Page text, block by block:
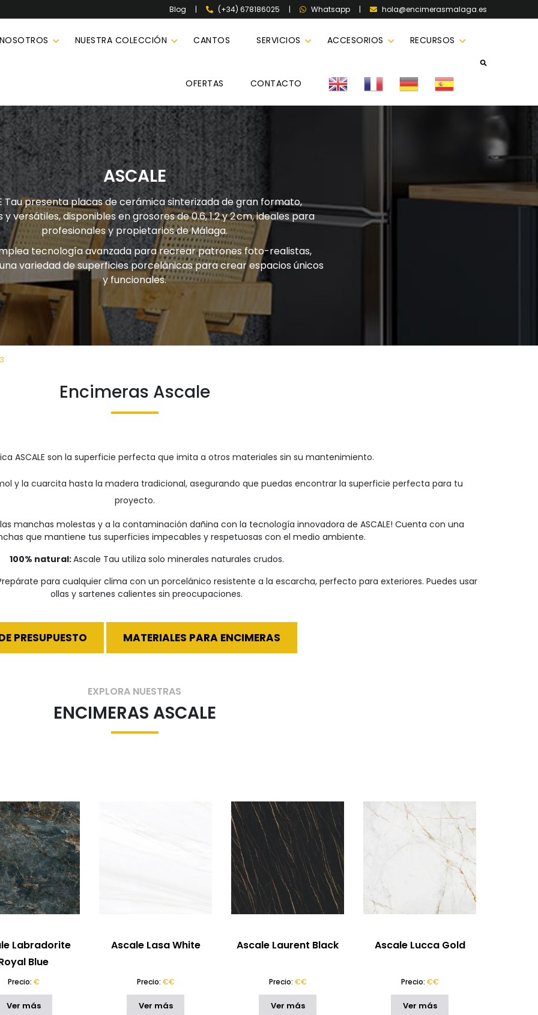
Blog | (+34) 678186025 | Whatsapp | hola@encimerasmalaga.es
NUESTRA COLECCIÓN CANTOS SERVICIOS ACCESORIOS RECURSOS
OFERTAS CONTACTO
ASCALE
Tau presenta placas de cerámica sinterizada de gran formato,
y versátiles, disponibles en grosores de 0.6, 1.2 y 2 cm, ideales para
profesionales y propietarios de Málaga.
tecnología avanzada para recrear patrones foto-realistas,
variedad de superficies porcelánicas para crear espacios únicos
y funcionales.
Encimeras Ascale
ASCALE son la superficie perfecta que imita a otros materiales sin su mantenimiento.
y la cuarcita hasta la madera tradicional, asegurando que puedas encontrar la superficie perfecta para tu
proyecto.
manchas molestas y a la contaminación dañina con la tecnología innovadora de ASCALE! Cuenta con una
que mantiene tus superficies impecables y respetuosas con el medio ambiente.
100% natural:Ascale Tau utiliza solo minerales naturales crudos.
para cualquier clima con un porcelánico resistente a la escarcha, perfecto para exteriores. Puedes usar
ollas y sartenes calientes sin preocupaciones.
PRESUPUESTO MATERIALES PARA ENCIMERAS
EXPLORA NUESTRAS
ENCIMERAS ASCALE
Labradorite
Blue
Precio: €
Ver más
Ascale Lasa White
Precio: €€
Ver más
Ascale Laurent Black
Precio: €€
Ver más
Ascale Lucca Gold
Precio: €€
Ver más